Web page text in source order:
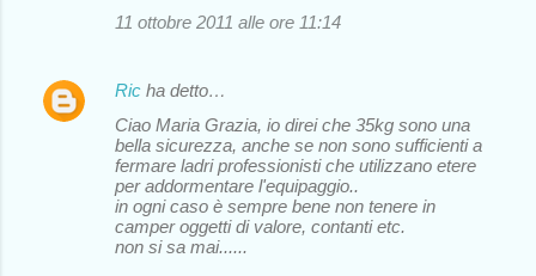
11 ottobre 2011 alle ore 11:14
Ric ha detto…
Ciao Maria Grazia, io direi che 35kg sono una
bella sicurezza, anche se non sono sufficienti a
fermare ladri professionisti che utilizzano etere
per addormentare l'equipaggio..
in ogni caso è sempre bene non tenere in
camper oggetti di valore, contanti etc.
non si sa mai......